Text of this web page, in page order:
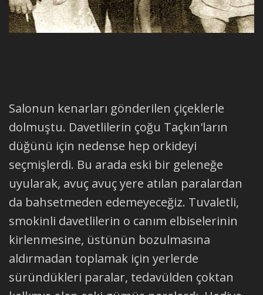
Salonun kenarları gönderilen çiçeklerle
dolmuştu. Davetlilerin çoğu Taçkın'ların
düğünü için nedense hep orkideyi
seçmişlerdi. Bu arada eski bir geleneğe
uyularak, avuç avuç yere atılan paralardan
da bahsetmeden edemeyeceğiz. Tuvaletli,
smokinli davetlilerin o canım elbiselerinin
kirlenmesine, üstünün bozulmasına
aldırmadan toplamak için yerlerde
süründükleri paralar, tedavülden çoktan